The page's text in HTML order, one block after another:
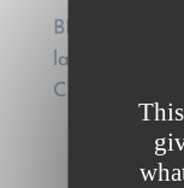
BRUNAT, L,
la CMR [Two
CMR] ,